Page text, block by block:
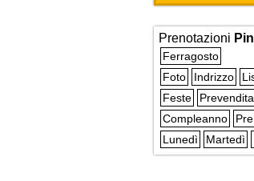
Prenotazioni
Ferragosto
Foto
Indrizzo
Feste
Prevendita
Compleanno
Lunedì
Martedì